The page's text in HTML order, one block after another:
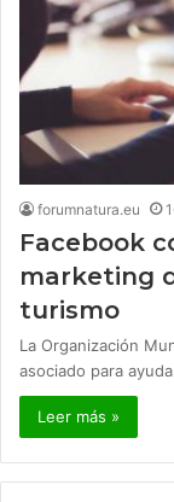
forumnatura.eu
Facebook
marketing
turismo
La Organización
asociado para
Leer más »